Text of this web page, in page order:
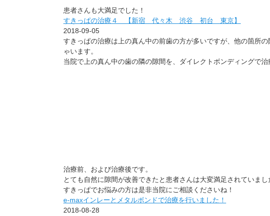
患者さんも大満足でした！
すきっぱの治療４ 【新宿 代々木 渋谷 初台 東京】
2018-09-05
すきっぱの治療は上の真ん中の前歯の方が多いですが、他の箇所
ゃいます。
当院で上の真ん中の歯の隣の隙間を、ダイレクトボンディングで治
治療前、および治療後です。
とても自然に隙間が改善できたと患者さんは大変満足されていまし
すきっぱでお悩みの方は是非当院にご相談くださいね！
e-maxインレーとメタルボンドで治療を行いました！
2018-08-28